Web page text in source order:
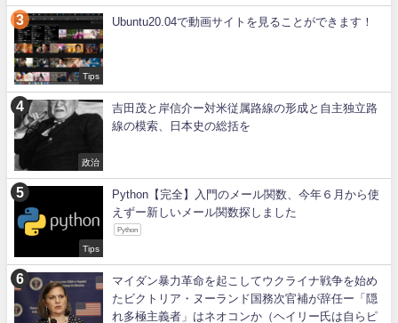
Tips
Ubuntu20.04で動画サイトを見ることができます！
政治
吉田茂と岸信介ー対米従属路線の形成と自主独立路
線の模索、日本史の総括を
Tips
Python【完全】入門のメール関数、今年６月から使
えずー新しいメール関数探しました
Python
マイダン暴力革命を起こしてウクライナ戦争を始め
たビクトリア・ヌーランド国務次官補が辞任ー「隠
れ多極主義者」はネオコンか（ヘイリー氏は自らピ